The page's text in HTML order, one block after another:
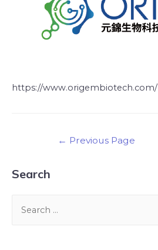
https://www.origembiotech.com/
← Previous Page
Search